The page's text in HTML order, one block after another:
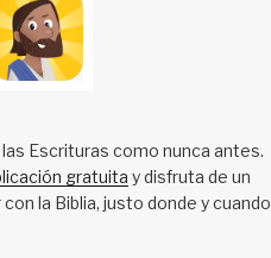
Escrituras como nunca antes.
gratuita y disfruta de un
la Biblia, justo donde y cuando